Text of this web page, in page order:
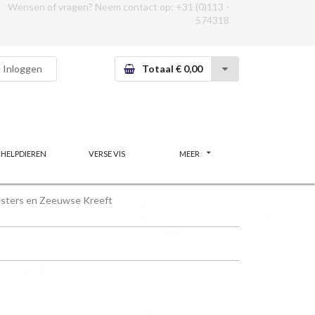
Wensen of vragen? Neem contact op: +31 (0)113 -
574318
Inloggen Totaal € 0,00
VERSE VIS MEER
en Zeeuwse Kreeft